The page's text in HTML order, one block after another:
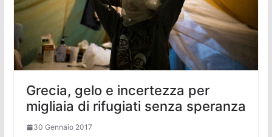
Grecia, gelo e incertezza per
migliaia di rifugiati senza speranza
30 Gennaio 2017